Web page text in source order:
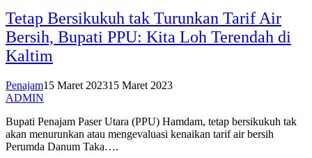
Tetap Bersikukuh tak Turunkan Tarif Air
Bersih, Bupati PPU: Kita Loh Terendah di
Kaltim
Penajam15 Maret 202315 Maret 2023
ADMIN
Bupati Penajam Paser Utara (PPU) Hamdam, tetap bersikukuh tak
akan menurunkan atau mengevaluasi kenaikan tarif air bersih
Perumda Danum Taka….